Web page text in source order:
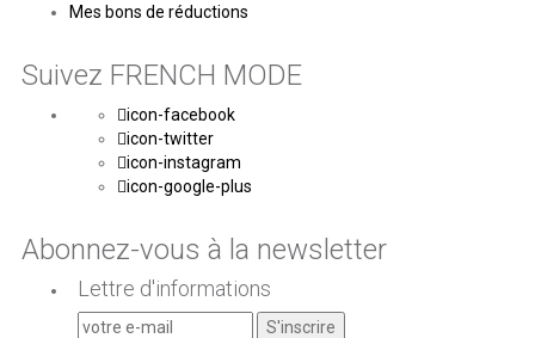
Mes bons de réductions
Suivez FRENCH MODE
icon-facebook
icon-twitter
icon-instagram
icon-google-plus
Abonnez-vous à la newsletter
Lettre d'informations